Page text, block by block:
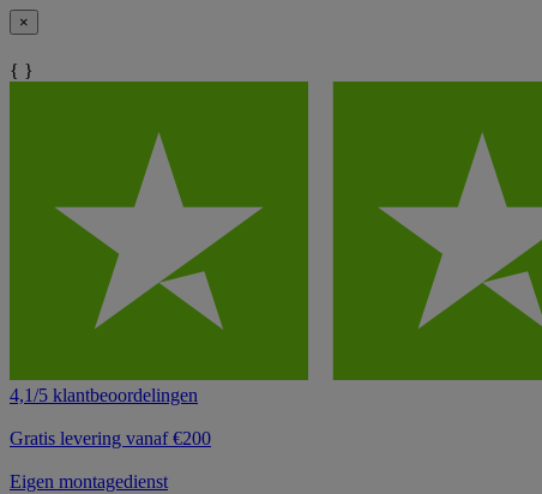
×
{ }
4,1/5 klantbeoordelingen
Gratis levering vanaf €200
Eigen montagedienst